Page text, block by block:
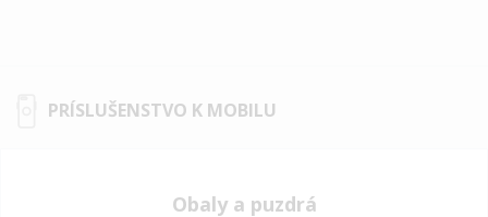
PRÍSLUŠENSTVO K MOBILU
Obaly a puzdrá